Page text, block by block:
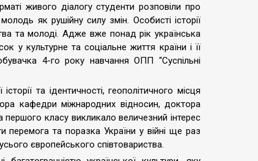
живого діалогу студенти розповіли про
як рушійну силу змін. Особисті історії
та молоді. Адже вже понад рік українська
у культурне та соціальне життя країни і її
4-го року навчання ОПП “Суспільні
та ідентичності, геополітичного місця
кафедри міжнародних відносин, доктора
класу викликало величезний інтерес
та поразка України у війні ще раз
європейського співтовариства.